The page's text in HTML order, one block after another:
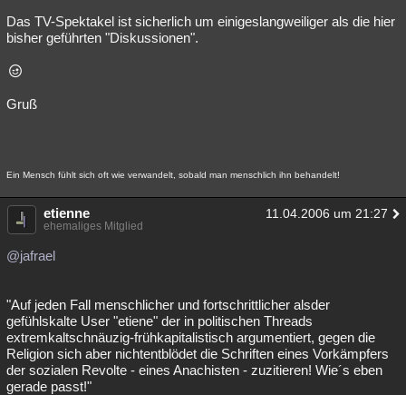
Das TV-Spektakel ist sicherlich um einigeslangweiliger als die hier
bisher geführten "Diskussionen".
Gruß
Ein Mensch fühlt sich oft wie verwandelt, sobald man menschlich ihn behandelt!
etienne 11.04.2006 um 21:27
ehemaliges Mitglied
@jafrael
"Auf jeden Fall menschlicher und fortschrittlicher alsder
gefühlskalte User "etiene" der in politischen Threads
extremkaltschnäuzig-frühkapitalistisch argumentiert, gegen die
Religion sich aber nichtentblödet die Schriften eines Vorkämpfers
der sozialen Revolte - eines Anachisten - zuzitieren! Wie´s eben
gerade passt!"